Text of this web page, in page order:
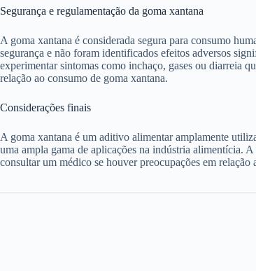
Segurança e regulamentação da goma xantana
A goma xantana é considerada segura para consumo
segurança e não foram identificados efeitos adversos
experimentar sintomas como inchaço, gases ou diarreia
relação ao consumo de goma xantana.
Considerações finais
A goma xantana é um aditivo alimentar amplamente
uma ampla gama de aplicações na indústria alimentícia.
consultar um médico se houver preocupações em relação